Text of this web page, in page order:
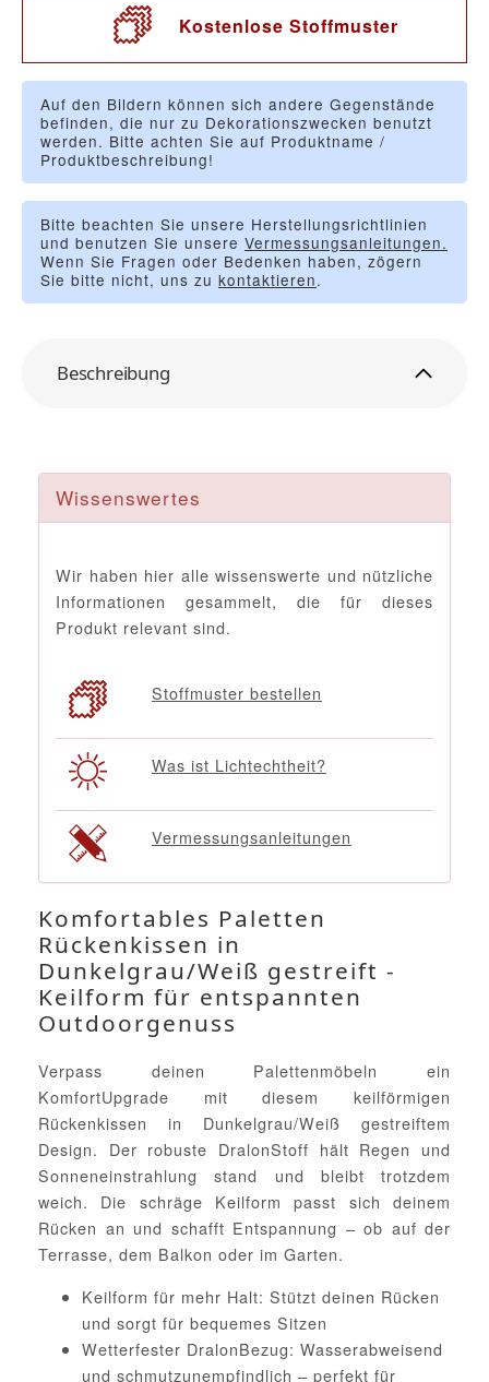
Kostenlose Stoffmuster
Auf den Bildern können sich andere Gegenstände
befinden, die nur zu Dekorationszwecken benutzt
werden. Bitte achten Sie auf Produktname /
Produktbeschreibung!
Bitte beachten Sie unsere Herstellungsrichtlinien
und benutzen Sie unsere Vermessungsanleitungen.
Wenn Sie Fragen oder Bedenken haben, zögern
Sie bitte nicht, uns zu kontaktieren.
Beschreibung
Wissenswertes
Wir haben hier alle wissenswerte und nützliche
Informationen gesammelt, die für dieses
Produkt relevant sind.
Stoffmuster bestellen
Was ist Lichtechtheit?
Vermessungsanleitungen
Komfortables Paletten
Rückenkissen in
Dunkelgrau/Weiß gestreift -
Keilform für entspannten
Outdoorgenuss
Verpass deinen Palettenmöbeln ein
KomfortUpgrade mit diesem keilförmigen
Rückenkissen in Dunkelgrau/Weiß gestreiftem
Design. Der robuste DralonStoff hält Regen und
Sonneneinstrahlung stand und bleibt trotzdem
weich. Die schräge Keilform passt sich deinem
Rücken an und schafft Entspannung – ob auf der
Terrasse, dem Balkon oder im Garten.
Keilform für mehr Halt: Stützt deinen Rücken
und sorgt für bequemes Sitzen
Wetterfester DralonBezug: Wasserabweisend
und schmutzunempfindlich – perfekt für